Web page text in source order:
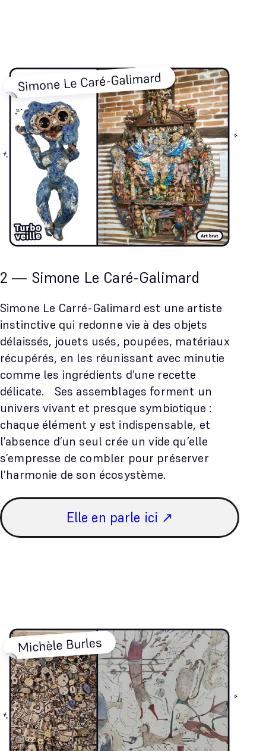
2 — Simone Le Caré-Galimard
Simone Le Carré-Galimard est une artiste
instinctive qui redonne vie à des objets
délaissés, jouets usés, poupées, matériaux
récupérés, en les réunissant avec minutie
comme les ingrédients d’une recette
délicate. Ses assemblages forment un
univers vivant et presque symbiotique :
chaque élément y est indispensable, et
l’absence d’un seul crée un vide qu’elle
s’empresse de combler pour préserver
l’harmonie de son écosystème.
Elle en parle ici ↗